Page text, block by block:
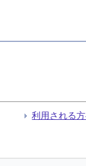
利用される